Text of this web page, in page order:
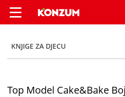
Top Model
KNJIGE ZA DJECU
Top Model Cake&Bake